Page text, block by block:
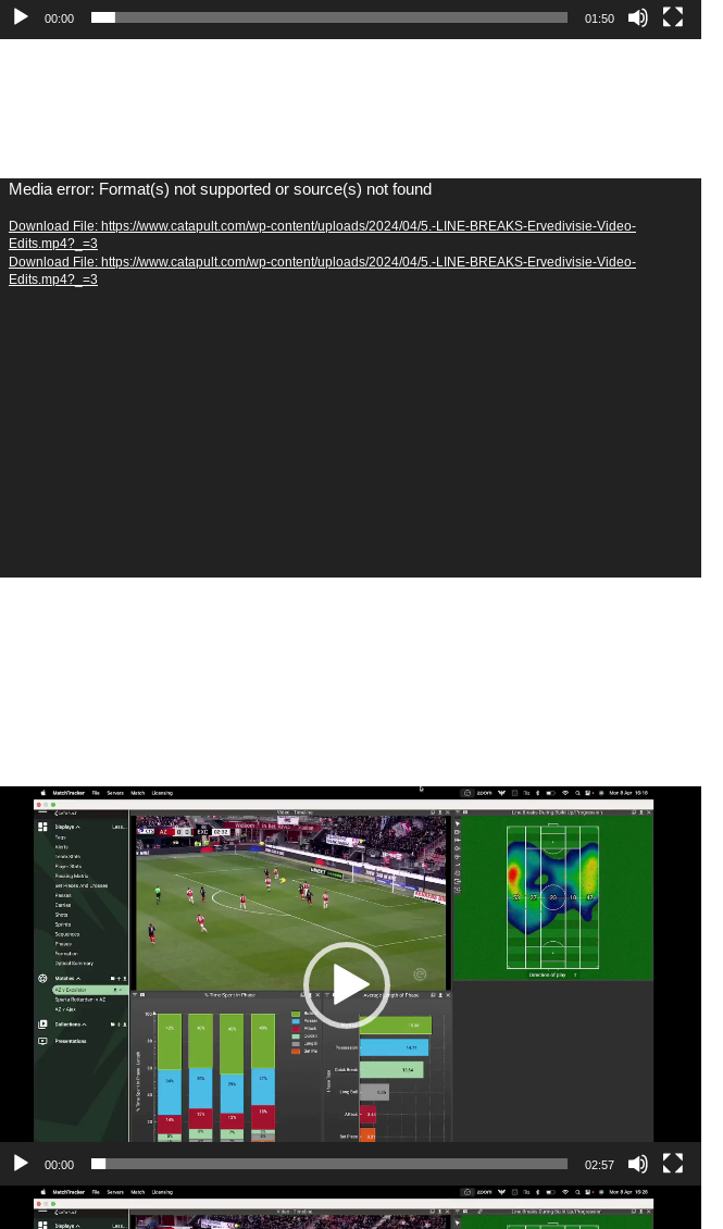
00:00 01:50
Video
Player
Media error: Format(s) not supported or source(s) not found
Download File: https://www.catapult.com/wp-content/uploads/2024/04/5.-LINE-BREAKS-Ervedivisie-Video-
Edits.mp4?_=3
Download File: https://www.catapult.com/wp-content/uploads/2024/04/5.-LINE-BREAKS-Ervedivisie-Video-
Edits.mp4?_=3
Video
Player
00:00 02:57
Video
Player